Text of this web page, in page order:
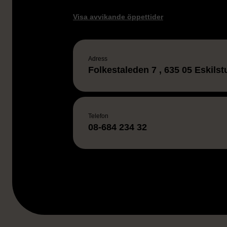
Visa avvikande öppettider
Adress
Folkestaleden 7 , 635 05
Telefon
08-684 234 32